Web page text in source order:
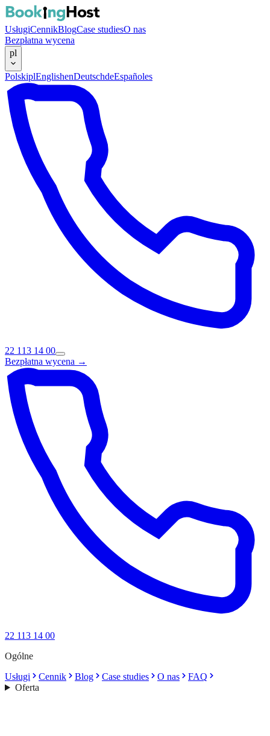
UsługiCennikBlogCase studiesO nas
Bezpłatna wycena
pl
PolskiplEnglishenDeutschdeEspañoles
22 113 14 00
Bezpłatna wycena →
22 113 14 00
Ogólne
Usługi
Cennik Blog Case studies O nas
FAQ
Oferta